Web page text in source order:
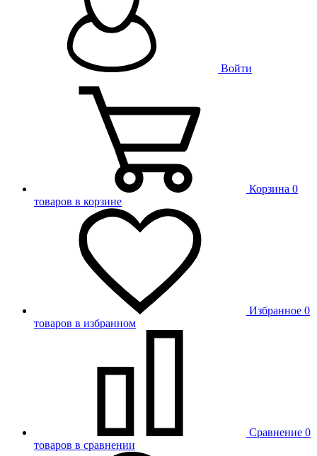
Войти
Корзина 0
товаров в корзине
Избранное 0
товаров в избранном
Сравнение 0
товаров в сравнении